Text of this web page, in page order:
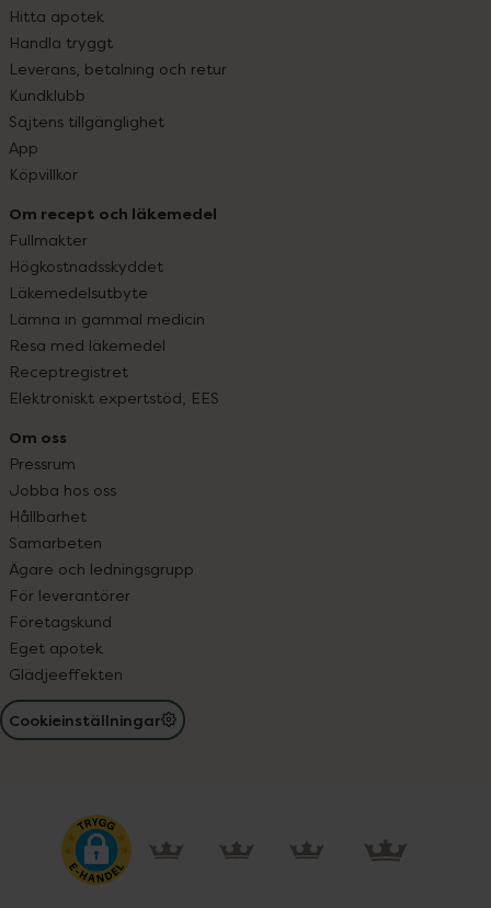
Hitta apotek
Handla tryggt
Leverans, betalning och retur
Kundklubb
Sajtens tillgänglighet
App
Köpvillkor
Om recept och läkemedel
Fullmakter
Högkostnadsskyddet
Läkemedelsutbyte
Lämna in gammal medicin
Resa med läkemedel
Receptregistret
Elektroniskt expertstöd, EES
Om oss
Pressrum
Jobba hos oss
Hållbarhet
Samarbeten
Ägare och ledningsgrupp
För leverantörer
Företagskund
Eget apotek
Glädjeeffekten
Cookieinställningar